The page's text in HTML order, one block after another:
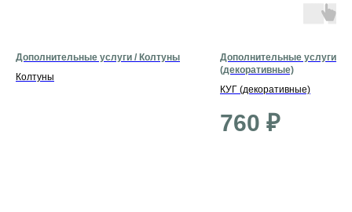
Дополнительные услуги / Колтуны
Колтуны
Дополнительные услуги /
(декоративные)
КУГ (декоративные)
760 ₽